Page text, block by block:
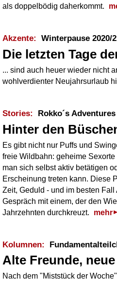
als doppelbödig daherkommt.
Akzente: Winterpause 2020/
Die letzten Tage
... sind auch heuer wieder nicht
wohlverdienter Neujahrsurlaub
Stories: Rokko´s
Hinter den
Es gibt nicht nur Puffs und
freie Wildbahn: geheime
man sich selbst aktiv betätigen
Erscheinung treten kann. Diese
Zeit, Geduld - und im besten
Gespräch mit einem, der den
Jahrzehnten durchkreuzt.
mehr
Kolumnen:
Alte Freunde,
Nach dem "Miststück der